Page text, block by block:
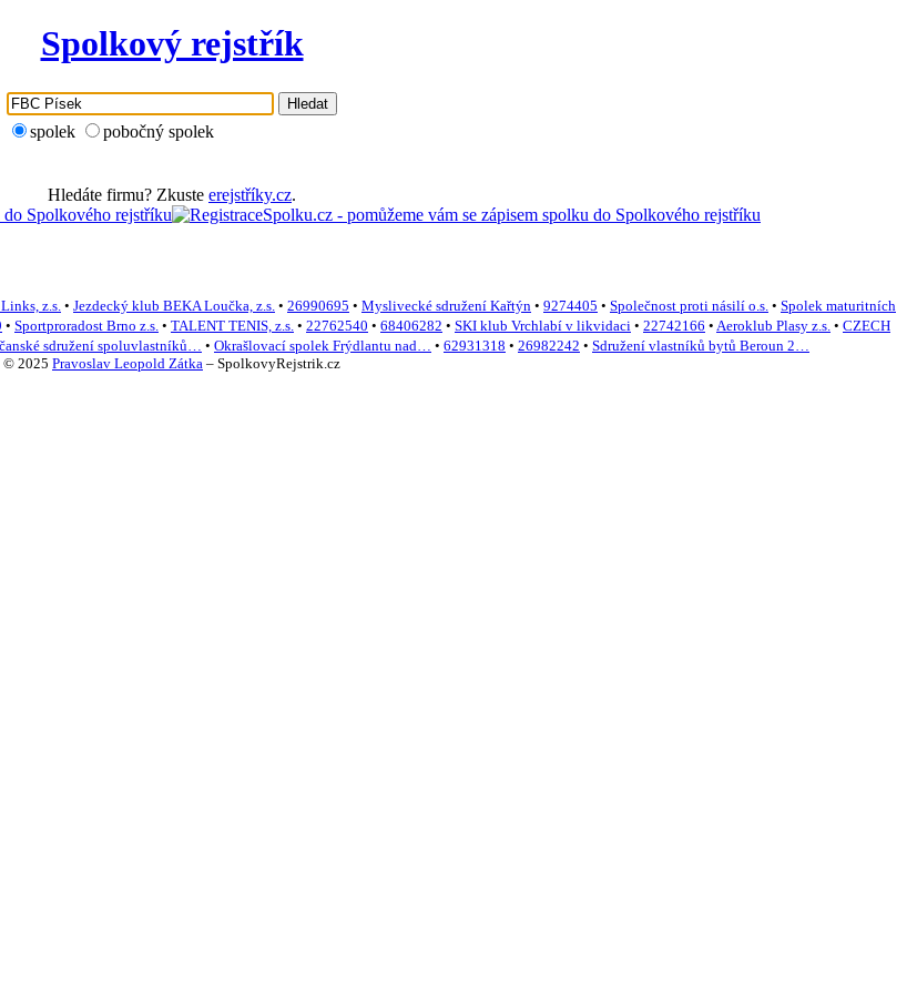
Spolkový rejstřík
Hledat
spolek pobočný spolek
Hledáte firmu? Zkuste erejstříky.cz.
z.s.• Jezdecký klub BEKA Loučka, z.s. • 26990695 • Myslivecké sdružení Kařtýn • 9274405 • Společnost proti násilí o.s. • Spolek maturitních
• Sportproradost Brno z.s. • TALENT TENIS, z.s. • 22762540 • 68406282 • SKI klub Vrchlabí v likvidaci • 22742166 • Aeroklub Plasy z.s. • CZECH
sdružení spoluvlastníků… • Okrašlovací spolek Frýdlantu nad… • 62931318 • 26982242 • Sdružení vlastníků bytů Beroun 2…
© 2025 Pravoslav Leopold Zátka – SpolkovyRejstrik.cz